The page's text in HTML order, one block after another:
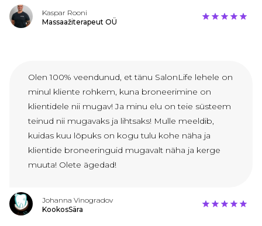
Kaspar Rooni
Massaažiterapeut OÜ
Olen 100% veendunud, et tänu SalonLife lehele on
minul kliente rohkem, kuna broneerimine on
klientidele nii mugav! Ja minu elu on teie süsteem
teinud nii mugavaks ja lihtsaks! Mulle meeldib,
kuidas kuu lõpuks on kogu tulu kohe näha ja
klientide broneeringuid mugavalt näha ja kerge
muuta! Olete ägedad!
Johanna Vinogradov
KookosSära